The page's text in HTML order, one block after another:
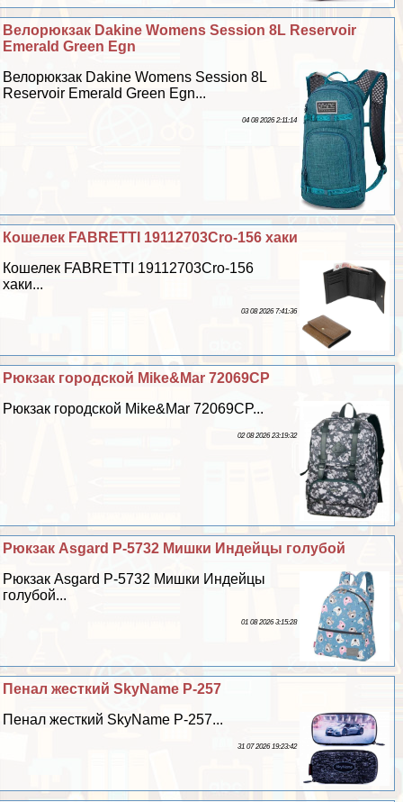
Велорюкзак Dakine Womens Session 8L Reservoir
Emerald Green Egn
Велорюкзак Dakine Womens Session 8L
Reservoir Emerald Green Egn...
04 08 2026 2:11:14
Кошелек FABRETTI 19112703Cro-156 хаки
Кошелек FABRETTI 19112703Cro-156
хаки...
03 08 2026 7:41:36
Рюкзак городской Mike&Mar 72069CP
Рюкзак городской Mike&Mar 72069CP...
02 08 2026 23:19:32
Рюкзак Asgard Р-5732 Мишки Индейцы гoлyбой
Рюкзак Asgard Р-5732 Мишки Индейцы
гoлyбой...
01 08 2026 3:15:28
Пенал жесткий SkyName P-257
Пенал жесткий SkyName P-257...
31 07 2026 19:23:42